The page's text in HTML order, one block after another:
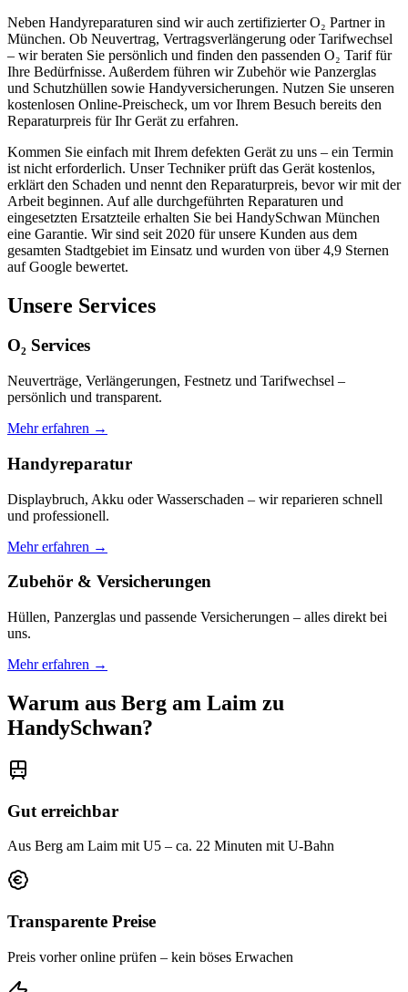
Neben Handyreparaturen sind wir auch zertifizierter O₂ Partner in
München. Ob Neuvertrag, Vertragsverlängerung oder Tarifwechsel
– wir beraten Sie persönlich und finden den passenden O₂ Tarif für
Ihre Bedürfnisse. Außerdem führen wir Zubehör wie Panzerglas
und Schutzhüllen sowie Handyversicherungen. Nutzen Sie unseren
kostenlosen Online-Preischeck, um vor Ihrem Besuch bereits den
Reparaturpreis für Ihr Gerät zu erfahren.
Kommen Sie einfach mit Ihrem defekten Gerät zu uns – ein Termin
ist nicht erforderlich. Unser Techniker prüft das Gerät kostenlos,
erklärt den Schaden und nennt den Reparaturpreis, bevor wir mit der
Arbeit beginnen. Auf alle durchgeführten Reparaturen und
eingesetzten Ersatzteile erhalten Sie bei HandySchwan München
eine Garantie. Wir sind seit 2020 für unsere Kunden aus dem
gesamten Stadtgebiet im Einsatz und wurden von über 4,9 Sternen
auf Google bewertet.
Unsere Services
O₂ Services
Neuverträge, Verlängerungen, Festnetz und Tarifwechsel –
persönlich und transparent.
Mehr erfahren →
Handyreparatur
Displaybruch, Akku oder Wasserschaden – wir reparieren schnell
und professionell.
Mehr erfahren →
Zubehör & Versicherungen
Hüllen, Panzerglas und passende Versicherungen – alles direkt bei
uns.
Mehr erfahren →
Warum aus Berg am Laim zu
HandySchwan?
Gut erreichbar
Aus Berg am Laim mit U5 – ca. 22 Minuten mit U-Bahn
Transparente Preise
Preis vorher online prüfen – kein böses Erwachen